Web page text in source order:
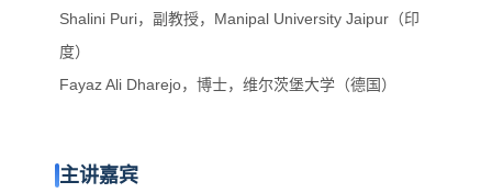
Shalini Puri，副教授，Manipal University Jaipur（印
度）
Fayaz Ali Dharejo，博士，维尔茨堡大学（德国）
主讲嘉宾